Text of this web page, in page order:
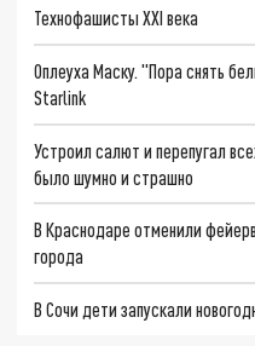
Технофашисты XXI века
Оплеуха Маску. "Пора снять
Starlink
Устроил салют и перепугал
было шумно и страшно
В Краснодаре отменили
города
В Сочи дети запускали